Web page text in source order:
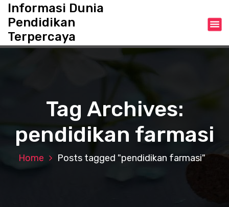
t
Informasi Dunia
Pendidikan
Terpercaya
Tag Archives:
pendidikan farmasi
Home Posts tagged "pendidikan farmasi"